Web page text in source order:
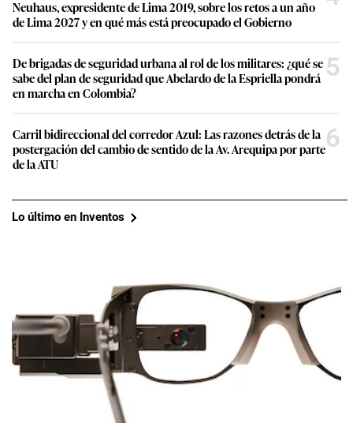
Neuhaus, expresidente de Lima 2019, sobre los retos a un año
de Lima 2027 y en qué más está preocupado el Gobierno
De brigadas de seguridad urbana al rol de los militares: ¿qué se
sabe del plan de seguridad que Abelardo de la Espriella pondrá
en marcha en Colombia?
5
Carril bidireccional del corredor Azul: Las razones detrás de la
postergación del cambio de sentido de la Av. Arequipa por parte
de la ATU
6
Lo último en Inventos